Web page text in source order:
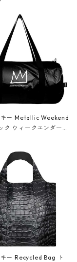
ー Metallic Weekend
ク ウィークエンダー
グ ショルダーバッグ
ン=ミッシェル・バスキ
ブラック
ー Recycled Bag ト